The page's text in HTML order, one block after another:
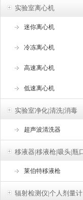
实验室离心机
迷你离心机
冷冻离心机
高速离心机
低速离心机
实验室净化|清洗|消毒
超声波清洗器
莱伯特移液枪
辐射检测仪|个人剂量计